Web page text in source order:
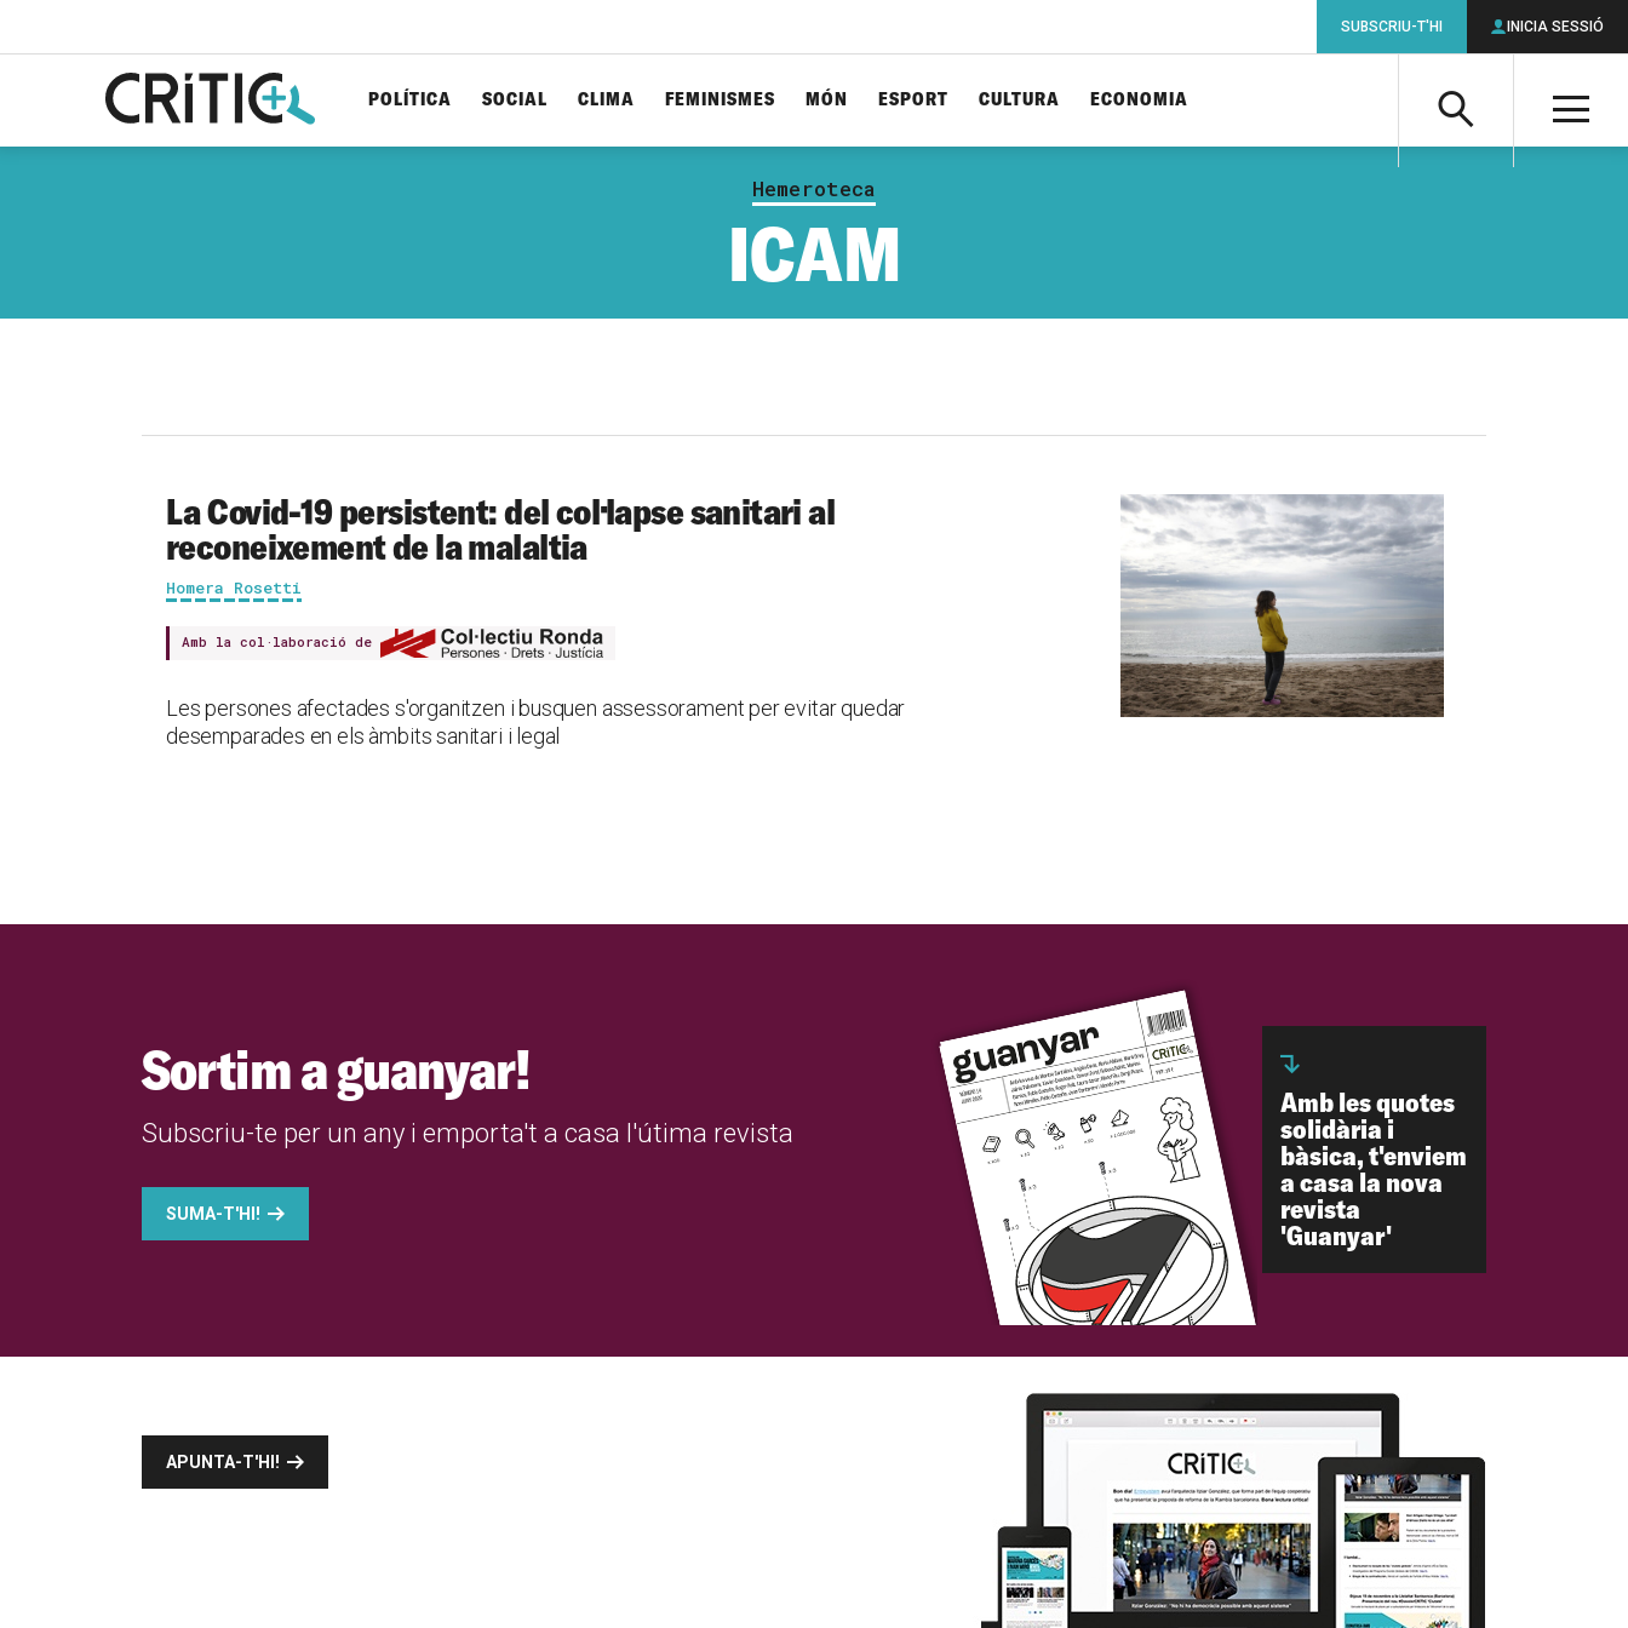
Cerca
POLÍTICA SOCIAL CLIMA FEMINISMES MÓN ESPORT CULTURA ECONOMIA
SUBSCRIU-T'HI INICIA SESSIÓ
Hemeroteca
ICAM
La Covid-19 persistent: del col·lapse sanitari al
reconeixement de la malaltia
Homera Rosetti
Amb la col·laboració de
Les persones afectades s'organitzen i busquen assessorament per evitar quedar
desemparades en els àmbits sanitari i legal
Sortim a guanyar!
Subscriu-te per un any i emporta't a casa l'útima revista
SUMA-T'HI!
Amb les quotes
solidària i
bàsica, t'enviem
a casa la nova
revista
'Guanyar'
APUNTA-T'HI!